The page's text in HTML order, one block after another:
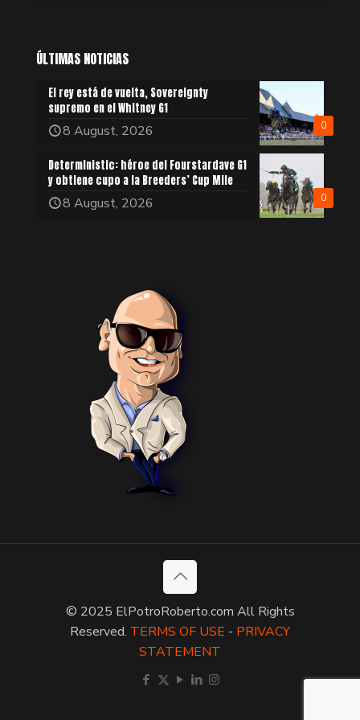
ÚLTIMAS NOTICIAS
0
El rey está de vuelta, Sovereignty
supremo en el Whitney G1
8 August, 2026
0
Deterministic: héroe del Fourstardave G1
y obtiene cupo a la Breeders’ Cup Mile
8 August, 2026
© 2025 ElPotroRoberto.com All Rights
Reserved. TERMS OF USE - PRIVACY
STATEMENT